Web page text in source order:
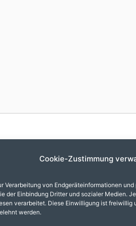
Cookie-Zustimmung
Verarbeitung von Endgeräteinformationen
der Einbindung Dritter und sozialer Medien.
verarbeitet. Diese Einwilligung ist
werden.